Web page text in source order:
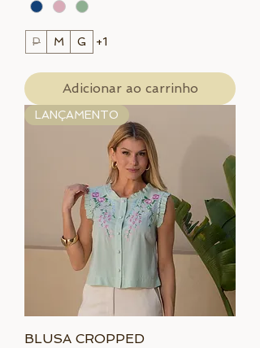
P M G +1
Adicionar ao carrinho
LANÇAMENTO
BLUSA CROPPED